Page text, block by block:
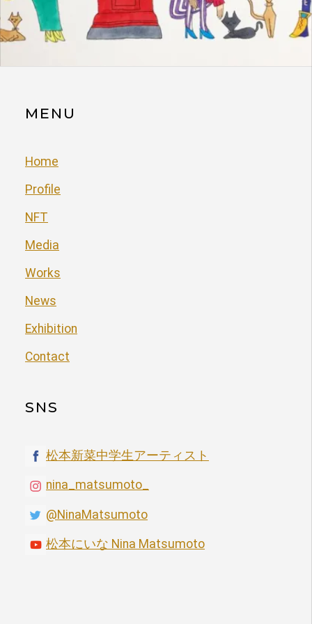
MENU
Home
Profile
NFT
Media
Works
News
Exhibition
Contact
SNS
松本新菜中学生アーティスト
nina_matsumoto_
@NinaMatsumoto
松本にいな Nina Matsumoto